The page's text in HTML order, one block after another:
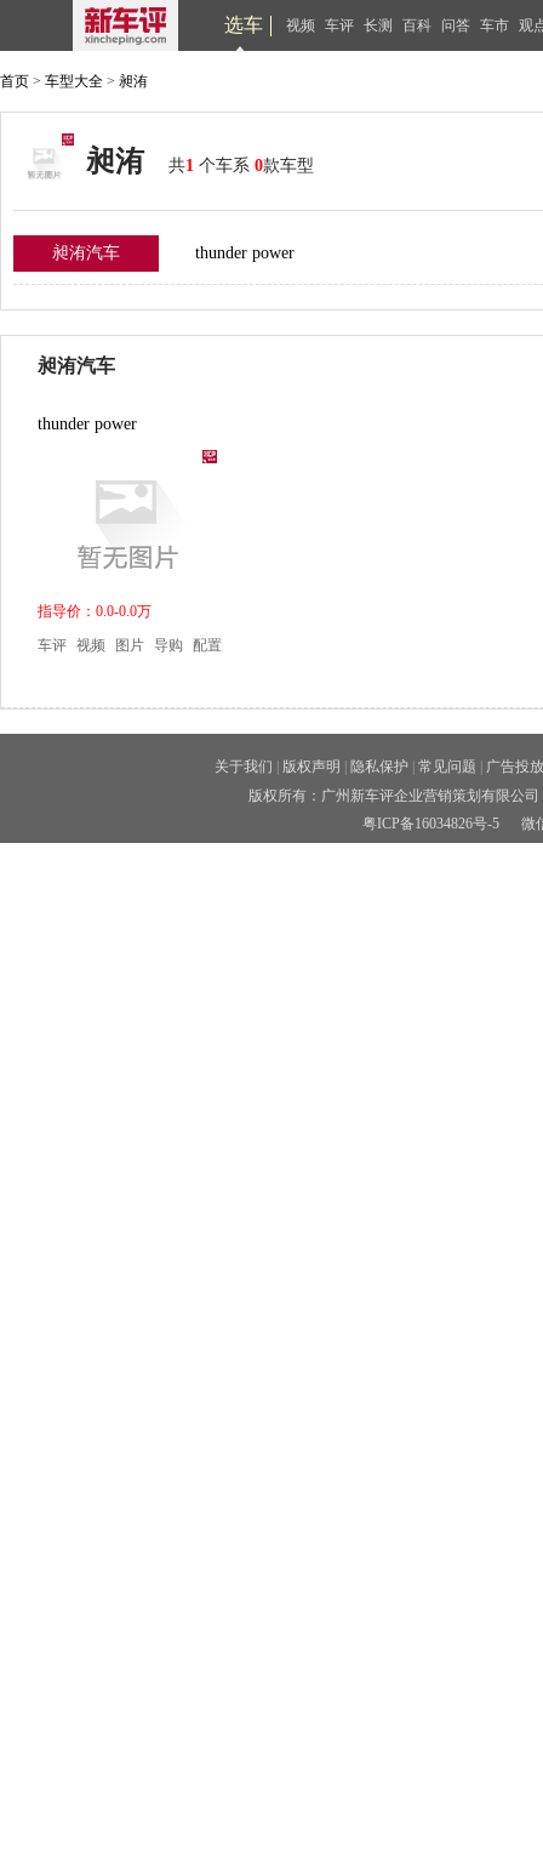
选车 视频 车评 长测 百科 问答 车市 观
首页 > 车型大全 > 昶洧
昶洧 共1 个车系 0款车型
昶洧汽车 thunder power
昶洧汽车
thunder power
指导价：0.0-0.0万
车评 视频 图片 导购 配置
关于我们 版权声明 隐私保护 常见问题
广告投放
版权所有：广州新车评企业营销策划有限公
粤ICP备16034826号-5微信